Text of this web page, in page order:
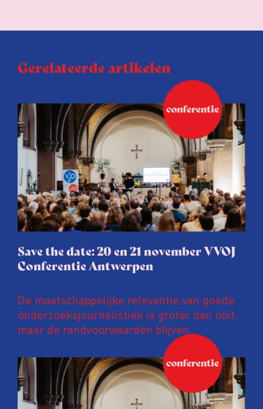
Gerelateerde artikelen
Save the date: 20 en 21 november VVOJ
Conferentie Antwerpen
De maatschappelijke relevantie van goede
onderzoeksjournalistiek is groter dan ooit,
maar de randvoorwaarden blijven
kwetsbaar. Tijdens de komende VVOJ
Conferentie duiken we in De
ongemakkelijke werkelijkheid: een eerlijke
en urgente blik op de staat van ons vak.